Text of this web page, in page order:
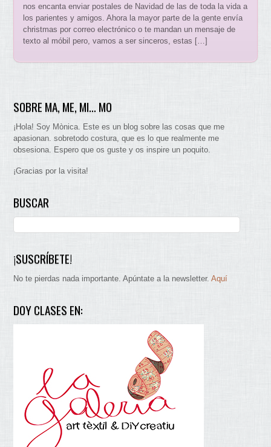
nos encanta enviar postales de Navidad de las de toda la vida a
los parientes y amigos. Ahora la mayor parte de la gente envía
christmas por correo electrónico o te mandan un mensaje de
texto al móbil pero, vamos a ser sinceros, estas […]
SOBRE MA, ME, MI… MO
¡Hola! Soy Mònica. Este es un blog sobre las cosas que me
apasionan. sobretodo costura, que es lo que realmente me
obsesiona. Espero que os guste y os inspire un poquito.
¡Gracias por la visita!
BUSCAR
¡SUSCRÍBETE!
No te pierdas nada importante. Apúntate a la newsletter.Aquí
DOY CLASES EN: